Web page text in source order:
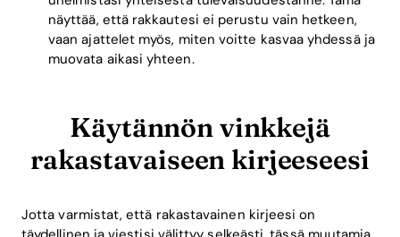
näyttää, että rakkautesi ei perustu vain hetkeen,
vaan ajattelet myös, miten voitte kasvaa yhdessä ja
muovata aikasi yhteen.
Käytännön vinkkejä
rakastavaiseen kirjeeseesi
Jotta varmistat, että rakastavainen kirjeesi on